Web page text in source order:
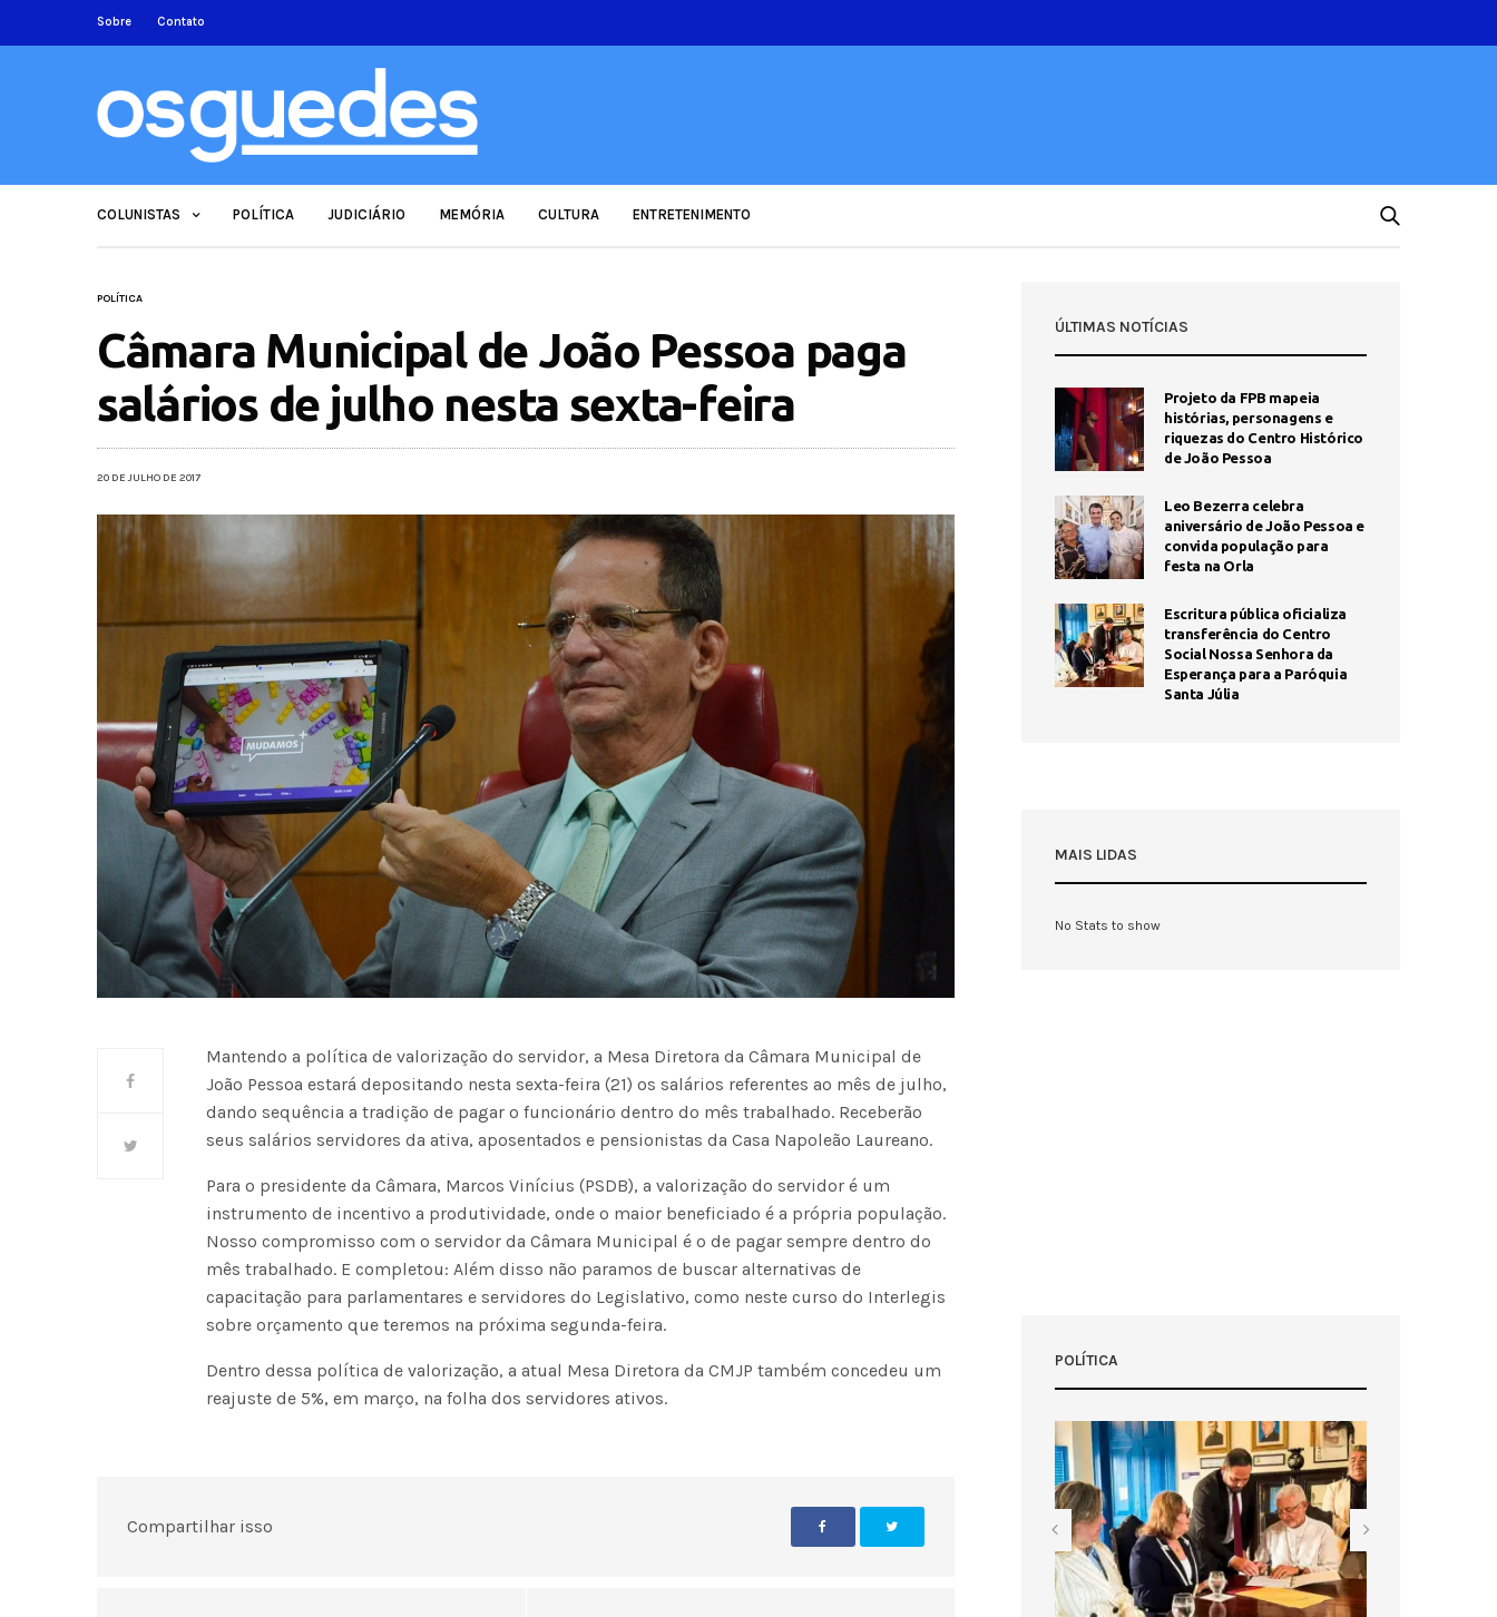
Sobre Contato
COLUNISTAS POLÍTICA JUDICIÁRIO MEMÓRIA CULTURA ENTRETENIMENTO
POLÍTICA
Câmara Municipal de João Pessoa paga
salários de julho nesta sexta-feira
20 DE JULHO DE 2017
Mantendo a política de valorização do servidor, a Mesa Diretora da Câmara Municipal de
João Pessoa estará depositando nesta sexta-feira (21) os salários referentes ao mês de julho,
dando sequência a tradição de pagar o funcionário dentro do mês trabalhado. Receberão
seus salários servidores da ativa, aposentados e pensionistas da Casa Napoleão Laureano.
Para o presidente da Câmara, Marcos Vinícius (PSDB), a valorização do servidor é um
instrumento de incentivo a produtividade, onde o maior beneficiado é a própria população.
Nosso compromisso com o servidor da Câmara Municipal é o de pagar sempre dentro do
mês trabalhado. E completou: Além disso não paramos de buscar alternativas de
capacitação para parlamentares e servidores do Legislativo, como neste curso do Interlegis
sobre orçamento que teremos na próxima segunda-feira.
Dentro dessa política de valorização, a atual Mesa Diretora da CMJP também concedeu um
reajuste de 5%, em março, na folha dos servidores ativos.
Compartilhar isso
ÚLTIMAS NOTÍCIAS
Projeto da FPB mapeia
histórias, personagens e
riquezas do Centro Histórico
de João Pessoa
Leo Bezerra celebra
aniversário de João Pessoa e
convida população para
festa na Orla
Escritura pública oficializa
transferência do Centro
Social Nossa Senhora da
Esperança para a Paróquia
Santa Júlia
MAIS LIDAS
No Stats to show
POLÍTICA